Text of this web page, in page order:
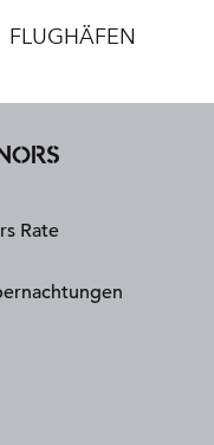
FLUGHÄFEN
Rate